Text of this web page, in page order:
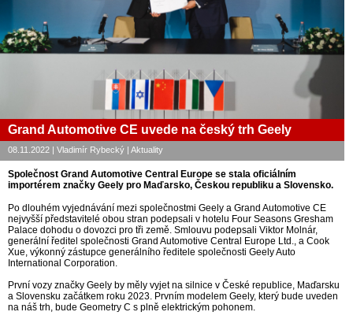
Grand Automotive CE uvede na český trh Geely
08.11.2022 | Vladimír Rybecký | Aktuality
Společnost Grand Automotive Central Europe se stala oficiálním
importérem značky Geely pro Maďarsko, Českou republiku a Slovensko.
Po dlouhém vyjednávání mezi společnostmi Geely a Grand Automotive CE
nejvyšší představitelé obou stran podepsali v hotelu Four Seasons Gresham
Palace dohodu o dovozci pro tři země. Smlouvu podepsali Viktor Molnár,
generální ředitel společnosti Grand Automotive Central Europe Ltd., a Cook
Xue, výkonný zástupce generálního ředitele společnosti Geely Auto
International Corporation.
První vozy značky Geely by měly vyjet na silnice v České republice, Maďarsku
a Slovensku začátkem roku 2023. Prvním modelem Geely, který bude uveden
na náš trh, bude Geometry C s plně elektrickým pohonem.